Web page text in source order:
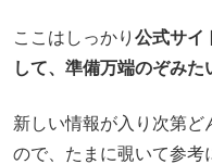
ここはしっかり 公式サイ
して、準備万端のぞみた
新しい情報が入り次第ど
ので、たまに覗いて参考